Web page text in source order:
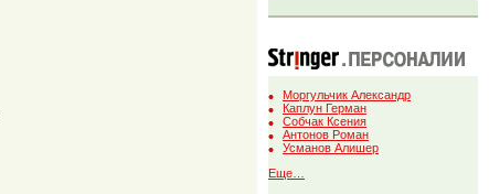
Моргульчик Александр
Каплун Герман
Собчак Ксения
Антонов Роман
Усманов Алишер
Еще…